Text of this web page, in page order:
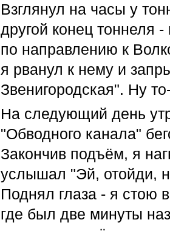
Взглянул на часы у
другой конец тоннеля
по направлению к
я рванул к нему и
Звенигородская". Ну
На следующий день
"Обводного канала"
Закончив подъём, я
услышал "Эй, отойди,
Поднял глаза - я стою
где был две минуты